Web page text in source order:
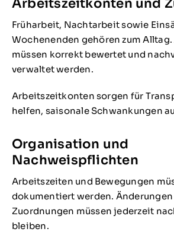
Früharbeit, Nachtarbeit sowie
Wochenenden gehören zum
müssen korrekt bewertet und
verwaltet werden.
Arbeitszeitkonten sorgen für
helfen, saisonale Schwankungen
Organisation und
Nachweispflichten
Arbeitszeiten und Bewegungen
dokumentiert werden. Änderungen
Zuordnungen müssen jederzeit
bleiben.